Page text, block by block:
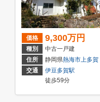
価格 9,300万円
種別
中古一戸建
住所
静岡県熱海市 上多賀
交通
伊豆多賀駅
徒歩59分